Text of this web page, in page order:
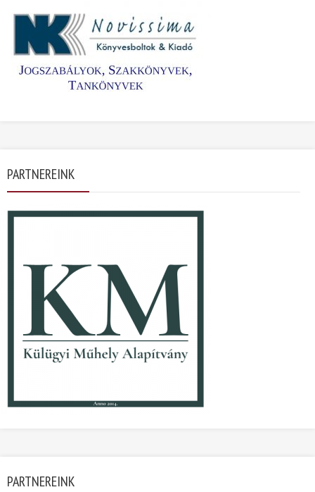
PARTNEREINK
PARTNEREINK